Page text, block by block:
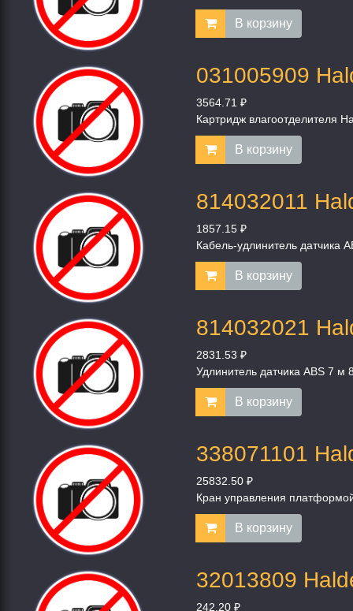
В корзину
031005909
3564.71 ₽
Картридж влагоотделителя
В корзину
814032011
1857.15 ₽
Кабель-удлинитель датчика
В корзину
814032021
2831.53 ₽
Удлинитель датчика ABS 7 м
В корзину
338071101
25832.50 ₽
Кран управления
В корзину
32013809
242.20 ₽